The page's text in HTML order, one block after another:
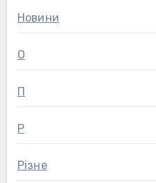
Новини
О
П
Р
Різне